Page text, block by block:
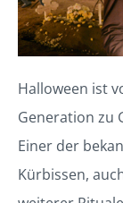
Halloween ist
Generation zu
Einer der
Kürbissen,